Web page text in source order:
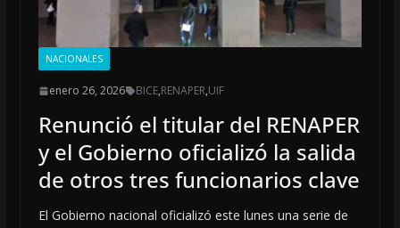
NACIONALES
enero 26, 2026 BICE,RENAPER,UIF
Renunció el titular del RENAPER
y el Gobierno oficializó la salida
de otros tres funcionarios clave
El Gobierno nacional oficializó este lunes una serie de